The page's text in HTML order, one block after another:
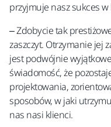
przyjmuje nasz sukces
– Zdobycie tak
zaszczyt. Otrzymanie jej
jest podwójnie
świadomość, że
projektowania,
sposobów, w jaki
nas nasi klienci.